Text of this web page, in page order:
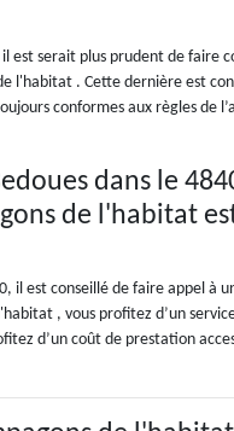
est serait plus prudent de faire
l'habitat . Cette dernière est
conformes aux règles de
dans le
de l'habitat
il est conseillé de faire appel
, vous profitez d’un
d’un coût de prestation